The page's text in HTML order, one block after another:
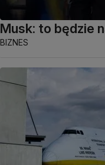
Musk: to będzie
BIZNES